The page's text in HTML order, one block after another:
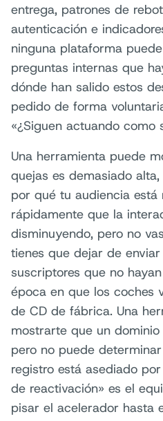
entrega, patrones de
autenticación e
ninguna plataforma
preguntas internas que
dónde han salido estos
pedido de forma
«¿Siguen actuando como
Una herramienta puede
quejas es demasiado
por qué tu audiencia está
rápidamente que la
disminuyendo, pero no
tienes que dejar de
suscriptores que no
época en que los coches
de CD de fábrica. Una
mostrarte que un
pero no puede
registro está asediado
de reactivación» es el
pisar el acelerador hasta